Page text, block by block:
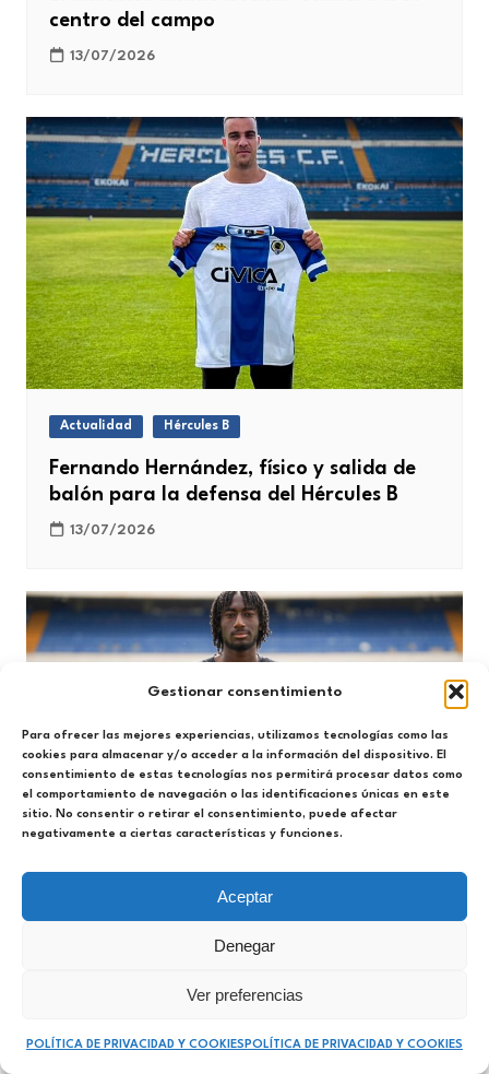
Gestionar consentimiento
Para ofrecer las mejores experiencias, utilizamos tecnologías como las
cookies para almacenar y/o acceder a la información del dispositivo. El
consentimiento de estas tecnologías nos permitirá procesar datos como
el comportamiento de navegación o las identificaciones únicas en este
sitio. No consentir o retirar el consentimiento, puede afectar
negativamente a ciertas características y funciones.
Aceptar
Denegar
Ver preferencias
POLÍTICA DE PRIVACIDAD Y COOKIES POLÍTICA DE PRIVACIDAD Y COOKIES
centro del campo
13/07/2026
Actualidad Hércules B
Fernando Hernández, físico y salida de
balón para la defensa del Hércules B
13/07/2026
Actualidad Hércules B
Momo Bah, un delantero más para el